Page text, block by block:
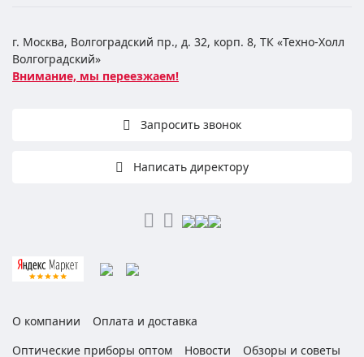
г. Москва, Волгоградский пр., д. 32, корп. 8, ТК «Техно-Холл
Волгоградский»
Внимание, мы переезжаем!
Запросить звонок
Написать директору
О компании
Оплата и доставка
Оптические приборы оптом
Новости Обзоры и советы